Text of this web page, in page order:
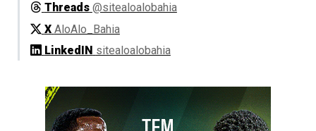
Threads @sitealoalobahia
X AloAlo_Bahia
LinkedIN sitealoalobahia